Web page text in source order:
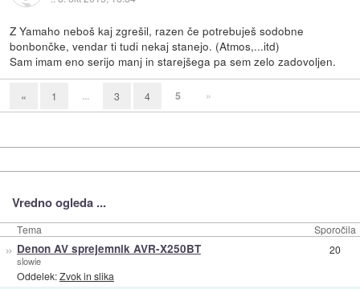
Z Yamaho neboš kaj zgrešil, razen če potrebuješ sodobne
bonbončke, vendar ti tudi nekaj stanejo. (Atmos,...itd)
Sam imam eno serijo manj in starejšega pa sem zelo zadovoljen.
« 1 ... 3 4 5 »
Vredno ogleda ...
Tema Sporočila
» Denon AV sprejemnik AVR-X250BT
slowie
Oddelek:Zvok in slika
20